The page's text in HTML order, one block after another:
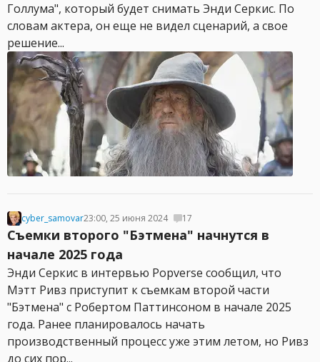
Голлума", который будет снимать Энди Серкис. По
словам актера, он еще не видел сценарий, а свое
решение...
cyber_samovar23:00, 25 июня 2024 17
Съемки второго "Бэтмена" начнутся в
начале 2025 года
Энди Серкис в интервью Popverse сообщил, что
Мэтт Ривз приступит к съемкам второй части
"Бэтмена" с Робертом Паттинсоном в начале 2025
года. Ранее планировалось начать
производственный процесс уже этим летом, но Ривз
до сих пор...